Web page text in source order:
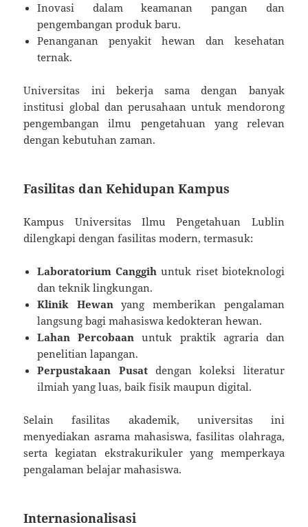
Inovasi dalam keamanan pangan dan
pengembangan produk baru.
Penanganan penyakit hewan dan kesehatan
ternak.
Universitas ini bekerja sama dengan banyak
institusi global dan perusahaan untuk mendorong
pengembangan ilmu pengetahuan yang relevan
dengan kebutuhan zaman.
Fasilitas dan Kehidupan Kampus
Kampus Universitas Ilmu Pengetahuan Lublin
dilengkapi dengan fasilitas modern, termasuk:
Laboratorium Canggih untuk riset bioteknologi
dan teknik lingkungan.
Klinik Hewan yang memberikan pengalaman
langsung bagi mahasiswa kedokteran hewan.
Lahan Percobaan untuk praktik agraria dan
penelitian lapangan.
Perpustakaan Pusatdengan koleksi literatur
ilmiah yang luas, baik fisik maupun digital.
Selain fasilitas akademik, universitas ini
menyediakan asrama mahasiswa, fasilitas olahraga,
serta kegiatan ekstrakurikuler yang memperkaya
pengalaman belajar mahasiswa.
Internasionalisasi